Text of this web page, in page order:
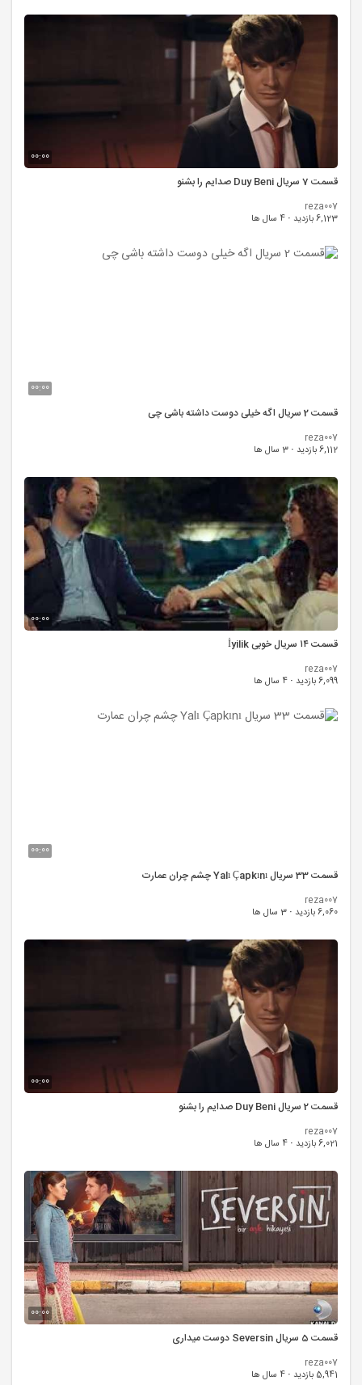
00:00
قسمت 7 سریال Duy Beni صدایم را بشنو
reza007
6,123 بازدید
· 4 سال ها
00:00
قسمت 2 سریال اگه خیلی دوست داشته باشی چی
reza007
6,112 بازدید
· 3 سال ها
00:00
قسمت ۱۴ سریال خوبی İyilik
reza007
6,099 بازدید
· 4 سال ها
00:00
قسمت 33 سریال Yalı Çapkını چشم چران عمارت
reza007
6,060 بازدید
· 3 سال ها
00:00
قسمت 2 سریال Duy Beni صدایم را بشنو
reza007
6,021 بازدید
· 4 سال ها
00:00
قسمت 5 سریال Seversin دوست میداری
reza007
5,941 بازدید
· 4 سال ها